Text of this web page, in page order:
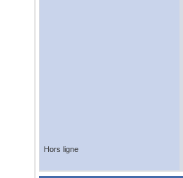
Hors ligne